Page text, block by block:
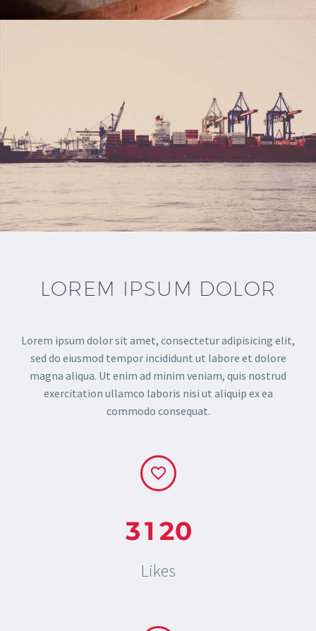
LOREM IPSUM DOLOR
Lorem ipsum dolor sit amet, consectetur adipisicing elit,
sed do eiusmod tempor incididunt ut labore et dolore
magna aliqua. Ut enim ad minim veniam, quis nostrud
exercitation ullamco laboris nisi ut aliquip ex ea
commodo consequat.
31 20
Likes